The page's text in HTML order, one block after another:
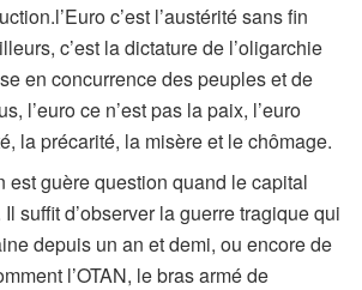
c’est l’austérité sans fin
c’est la dictature de l’oligarchie
en concurrence des peuples et de
l’euro ce n’est pas la paix, l’euro
la précarité, la misère et le chômage.
est guère question quand le capital
suffit d’observer la guerre tragique qui
depuis un an et demi, ou encore de
l’OTAN, le bras armé de